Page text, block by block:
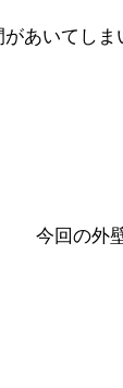
があいてし
今回の外